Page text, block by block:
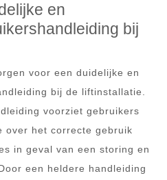
en
bij
voor een duidelijke en
bij de liftinstallatie.
voorziet gebruikers
over het correcte gebruik
in geval van een storing en
een heldere handleiding